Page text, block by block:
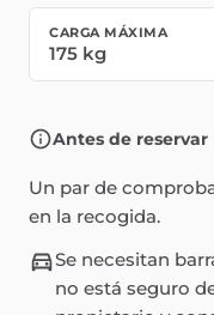
CARGA MÁXIMA
175 kg
Antes de reservar
Un par de
en la recogida.
Se necesitan
no está seguro